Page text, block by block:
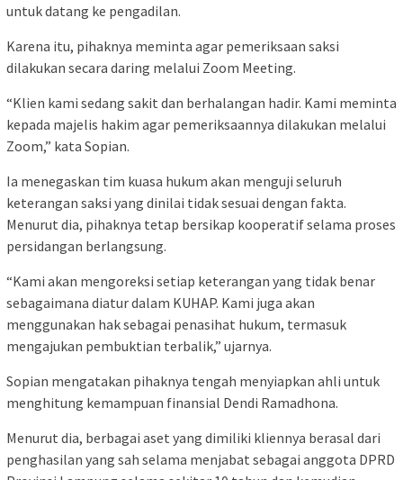
untuk datang ke pengadilan.
Karena itu, pihaknya meminta agar pemeriksaan saksi
dilakukan secara daring melalui Zoom Meeting.
“Klien kami sedang sakit dan berhalangan hadir. Kami meminta
kepada majelis hakim agar pemeriksaannya dilakukan melalui
Zoom,” kata Sopian.
Ia menegaskan tim kuasa hukum akan menguji seluruh
keterangan saksi yang dinilai tidak sesuai dengan fakta.
Menurut dia, pihaknya tetap bersikap kooperatif selama proses
persidangan berlangsung.
“Kami akan mengoreksi setiap keterangan yang tidak benar
sebagaimana diatur dalam KUHAP. Kami juga akan
menggunakan hak sebagai penasihat hukum, termasuk
mengajukan pembuktian terbalik,” ujarnya.
Sopian mengatakan pihaknya tengah menyiapkan ahli untuk
menghitung kemampuan finansial Dendi Ramadhona.
Menurut dia, berbagai aset yang dimiliki kliennya berasal dari
penghasilan yang sah selama menjabat sebagai anggota DPRD